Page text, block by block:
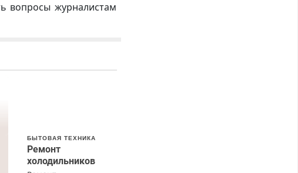
вопросы журналистам
БЫТОВАЯ ТЕХНИКА
Ремонт
холодильников